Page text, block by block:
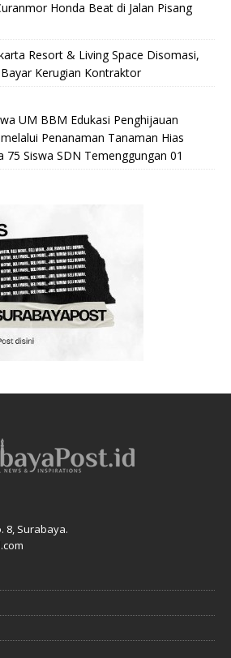
Honda Beat di Jalan Pisang
Resort & Living Space Disomasi,
Kerugian Kontraktor
UM BBM Edukasi Penghijauan
Penanaman Tanaman Hias
75 Siswa SDN Temenggungan 01
8, Surabaya.